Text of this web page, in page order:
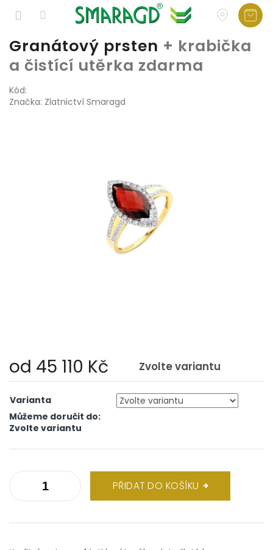
Přejít
obsah
Granátový prsten + krabička
a čistící utěrka zdarma
Kód:
Značka: Zlatnictví Smaragd
od 45 110 Kč Zvolte variantu
cena:
Varianta
Můžeme doručit do:
Zvolte variantu
PŘIDAT DO KOŠÍKU